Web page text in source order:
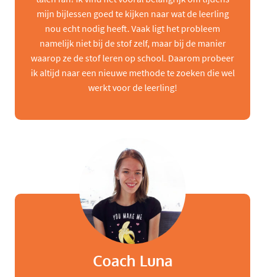
mijn bijlessen goed te kijken naar wat de leerling
nou echt nodig heeft. Vaak ligt het probleem
namelijk niet bij de stof zelf, maar bij de manier
waarop ze de stof leren op school. Daarom probeer
ik altijd naar een nieuwe methode te zoeken die wel
werkt voor de leerling!
Coach Luna